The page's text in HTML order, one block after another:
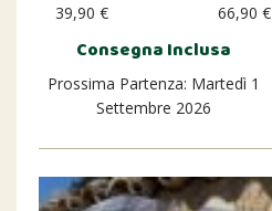
39,90 € 66,90 €
Consegna Inclusa
Prossima Partenza: Martedì 1
Settembre 2026